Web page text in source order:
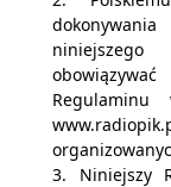
3. Niniejszy